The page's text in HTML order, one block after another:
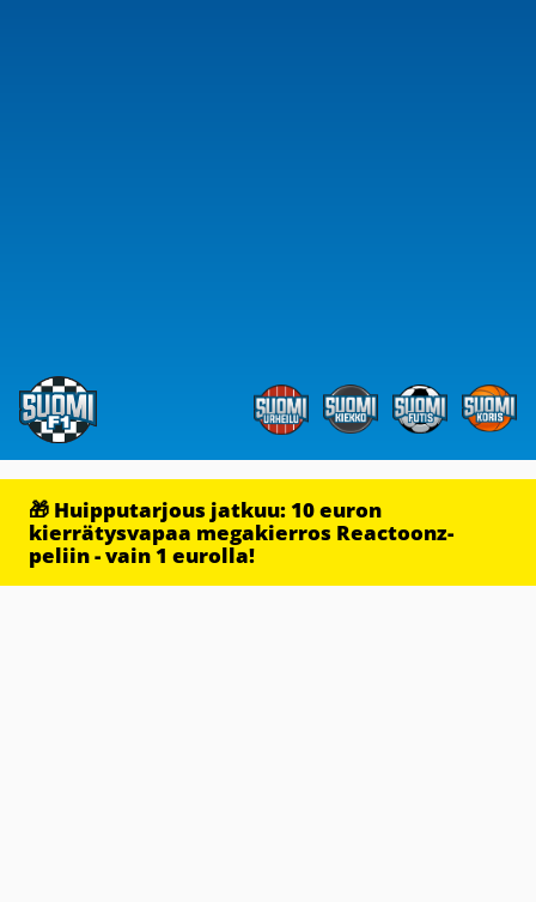
🎁 Huipputarjous jatkuu: 10 euron
kierrätysvapaa megakierros Reactoonz-
peliin - vain 1 eurolla!